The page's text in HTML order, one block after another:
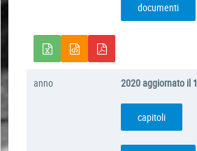
documenti
anno 2020 aggiornato il
capitoli